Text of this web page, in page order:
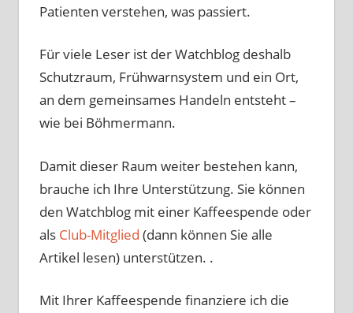
Patienten verstehen, was passiert.
Für viele Leser ist der Watchblog deshalb
Schutzraum, Frühwarnsystem und ein Ort,
an dem gemeinsames Handeln entsteht –
wie bei Böhmermann.
Damit dieser Raum weiter bestehen kann,
brauche ich Ihre Unterstützung. Sie können
den Watchblog mit einer Kaffeespende oder
als Club-Mitglied (dann können Sie alle
Artikel lesen) unterstützen. .
Mit Ihrer Kaffeespende finanziere ich die